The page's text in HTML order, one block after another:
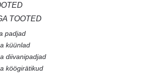
TOOTED
padjad
küünlad
diivanipadjad
köögirätikud